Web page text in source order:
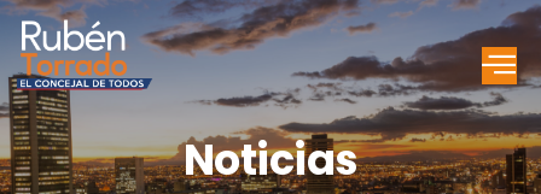
Noticias